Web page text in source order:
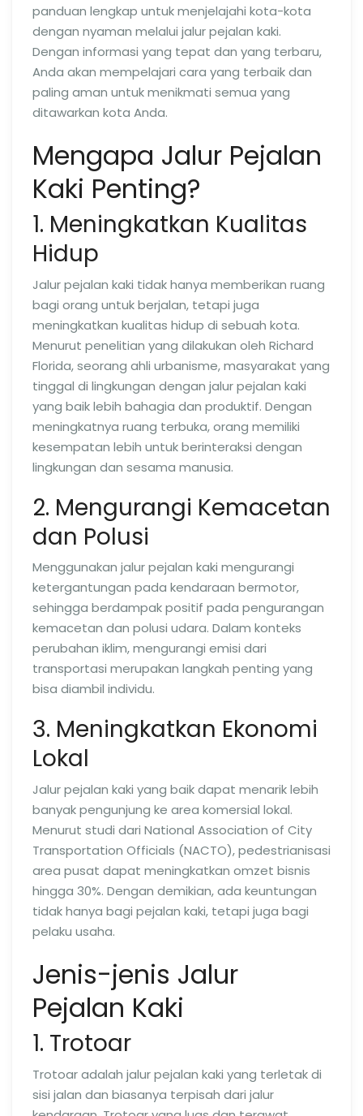
panduan lengkap untuk menjelajahi kota-kota
dengan nyaman melalui jalur pejalan kaki.
Dengan informasi yang tepat dan yang terbaru,
Anda akan mempelajari cara yang terbaik dan
paling aman untuk menikmati semua yang
ditawarkan kota Anda.
Mengapa Jalur Pejalan
Kaki Penting?
1. Meningkatkan Kualitas
Hidup
Jalur pejalan kaki tidak hanya memberikan ruang
bagi orang untuk berjalan, tetapi juga
meningkatkan kualitas hidup di sebuah kota.
Menurut penelitian yang dilakukan oleh Richard
Florida, seorang ahli urbanisme, masyarakat yang
tinggal di lingkungan dengan jalur pejalan kaki
yang baik lebih bahagia dan produktif. Dengan
meningkatnya ruang terbuka, orang memiliki
kesempatan lebih untuk berinteraksi dengan
lingkungan dan sesama manusia.
2. Mengurangi Kemacetan
dan Polusi
Menggunakan jalur pejalan kaki mengurangi
ketergantungan pada kendaraan bermotor,
sehingga berdampak positif pada pengurangan
kemacetan dan polusi udara. Dalam konteks
perubahan iklim, mengurangi emisi dari
transportasi merupakan langkah penting yang
bisa diambil individu.
3. Meningkatkan Ekonomi
Lokal
Jalur pejalan kaki yang baik dapat menarik lebih
banyak pengunjung ke area komersial lokal.
Menurut studi dari National Association of City
Transportation Officials (NACTO), pedestrianisasi
area pusat dapat meningkatkan omzet bisnis
hingga 30%. Dengan demikian, ada keuntungan
tidak hanya bagi pejalan kaki, tetapi juga bagi
pelaku usaha.
Jenis-jenis Jalur
Pejalan Kaki
1. Trotoar
Trotoar adalah jalur pejalan kaki yang terletak di
sisi jalan dan biasanya terpisah dari jalur